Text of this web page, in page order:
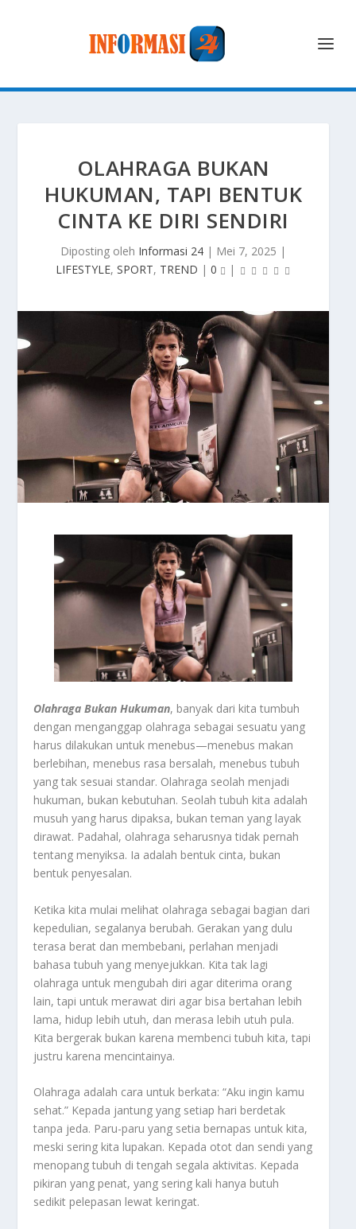
OLAHRAGA BUKAN
HUKUMAN, TAPI BENTUK
CINTA KE DIRI SENDIRI
Diposting oleh Informasi 24 | Mei 7, 2025 |
LIFESTYLE, SPORT, TREND | 0 |
Olahraga Bukan Hukuman, banyak dari kita tumbuh
dengan menganggap olahraga sebagai sesuatu yang
harus dilakukan untuk menebus—menebus makan
berlebihan, menebus rasa bersalah, menebus tubuh
yang tak sesuai standar. Olahraga seolah menjadi
hukuman, bukan kebutuhan. Seolah tubuh kita adalah
musuh yang harus dipaksa, bukan teman yang layak
dirawat. Padahal, olahraga seharusnya tidak pernah
tentang menyiksa. Ia adalah bentuk cinta, bukan
bentuk penyesalan.
Ketika kita mulai melihat olahraga sebagai bagian dari
kepedulian, segalanya berubah. Gerakan yang dulu
terasa berat dan membebani, perlahan menjadi
bahasa tubuh yang menyejukkan. Kita tak lagi
olahraga untuk mengubah diri agar diterima orang
lain, tapi untuk merawat diri agar bisa bertahan lebih
lama, hidup lebih utuh, dan merasa lebih utuh pula.
Kita bergerak bukan karena membenci tubuh kita, tapi
justru karena mencintainya.
Olahraga adalah cara untuk berkata: “Aku ingin kamu
sehat.” Kepada jantung yang setiap hari berdetak
tanpa jeda. Paru-paru yang setia bernapas untuk kita,
meski sering kita lupakan. Kepada otot dan sendi yang
menopang tubuh di tengah segala aktivitas. Kepada
pikiran yang penat, yang sering kali hanya butuh
sedikit pelepasan lewat keringat.